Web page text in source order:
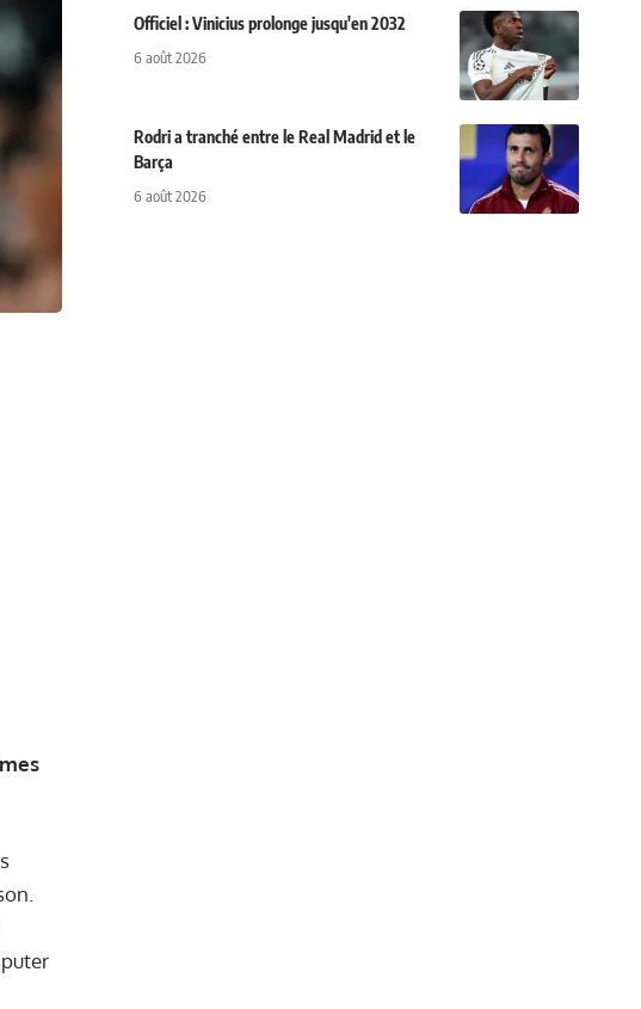
Officiel : Vinicius prolonge jusqu'en 2032
6 août 2026
Rodri a tranché entre le Real Madrid et le
Barça
6 août 2026